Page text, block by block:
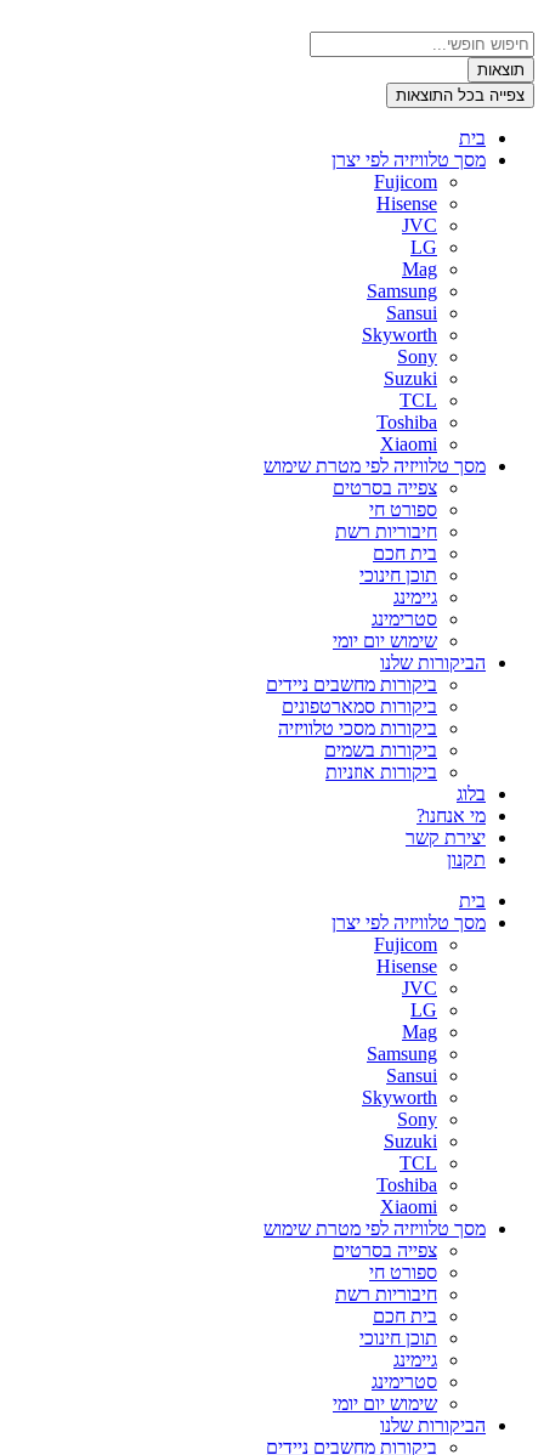
לתוכן
Search
...תוצאות
צפייה בכל התוצאות
בית
מסך טלוויזיה לפי יצרן
Fujicom
Hisense
JVC
LG
Mag
Samsung
Sansui
Skyworth
Sony
Suzuki
TCL
Toshiba
Xiaomi
מסך טלוויזיה לפי מטרת שימוש
צפייה בסרטים
ספורט חי
חיבוריות רשת
בית חכם
תוכן חינוכי
גיימינג
סטרימינג
שימוש יום יומי
הביקורות שלנו
ביקורות מחשבים ניידים
ביקורות סמארטפונים
ביקורות מסכי טלוויזיה
ביקורות בשמים
ביקורות אוזניות
בלוג
מי אנחנו?
יצירת קשר
תקנון
בית
מסך טלוויזיה לפי יצרן
Fujicom
Hisense
JVC
LG
Mag
Samsung
Sansui
Skyworth
Sony
Suzuki
TCL
Toshiba
Xiaomi
מסך טלוויזיה לפי מטרת שימוש
צפייה בסרטים
ספורט חי
חיבוריות רשת
בית חכם
תוכן חינוכי
גיימינג
סטרימינג
שימוש יום יומי
הביקורות שלנו
ביקורות מחשבים ניידים